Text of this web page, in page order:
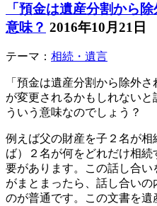
「預金は遺産分割から
意味？ 2016年10月21日
テーマ： 相続・遺言
「預金は遺産分割から除外
が変更されるかもしれない
ういう意味なのでしょう？
例えば父の財産を子２名が
ば）２名が何をどれだけ相
要があります。この話し合
がまとまったら、話し合い
のが普通です。この文書を